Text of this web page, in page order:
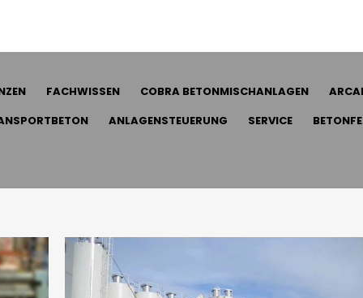
FACHWISSEN COBRA BETONMISCHANLAGEN
ANLAGENSTEUERUNG SERVICE